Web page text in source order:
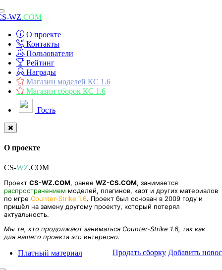
Toggle
navigation
WZ.COM
О проекте
Контакты
Пользователи
Рейтинг
Награды
Магазин моделей КС 1.6
Магазин сборок КС 1.6
Гость
О проекте
CS-WZ.COM
Проект CS-WZ.COM, ранее WZ-CS.COM, занимается
распространением моделей, плагинов, карт и других материалов
по игре Counter-Strike 1.6. Проект был основан в 2009 году и
пришёл на замену другому проекту, который потерял
актуальность.
Мы те, кто продолжают заниматься Counter-Strike 1.6, так как
для нашего проекта это интересно.
Продать сборку Добавить
Платный материал